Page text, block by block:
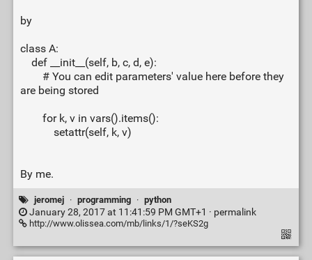
by
class A:
def __init__(self, b, c, d, e):
# You can edit parameters' value here before they
are being stored
for k, v in vars().items():
setattr(self, k, v)
By me.
jeromej · programming · python
January 28, 2017 at 11:41:59 PM GMT+1 · permalink
http://www.olissea.com/mb/links/1/?seKS2g